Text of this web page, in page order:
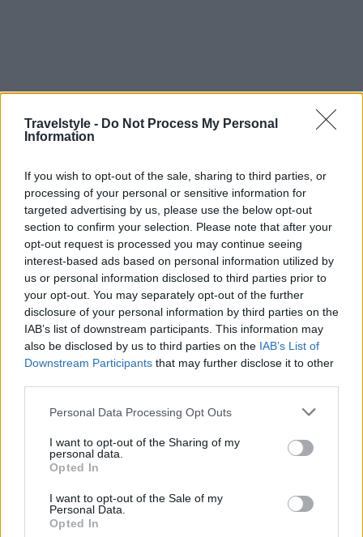
Travelstyle - Do Not Process My Personal
Information
If you wish to opt-out of the sale, sharing to third parties, or
processing of your personal or sensitive information for
targeted advertising by us, please use the below opt-out
section to confirm your selection. Please note that after your
opt-out request is processed you may continue seeing
interest-based ads based on personal information utilized by
us or personal information disclosed to third parties prior to
your opt-out. You may separately opt-out of the further
disclosure of your personal information by third parties on the
IAB’s list of downstream participants. This information may
also be disclosed by us to third parties on the IAB’s List of
Downstream Participants that may further disclose it to other
Please note that this website/app uses one or more Google
not limited to your visit or usage behaviour. You may click to
grant or deny consent to Google and its third-party tags to
use your data for below specified purposes in below Google
consent section.
Personal Data Processing Opt Outs
I want to opt-out of the Sharing of my
personal data.
Opted In
I want to opt-out of the Sale of my
Personal Data.
Opted In
Ο Τάσος Δούσης σάς ταξιδεύει στην πανέμορφη
Ήπειρο – Το top 5 που πρέπει να ανακαλύψετε σε
κάθε νομό!